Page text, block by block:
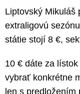
Liptovský Mikuláš
extraligovú
státie stojí 8 €,
10 € dáte za
vybrať konkrétne
len s